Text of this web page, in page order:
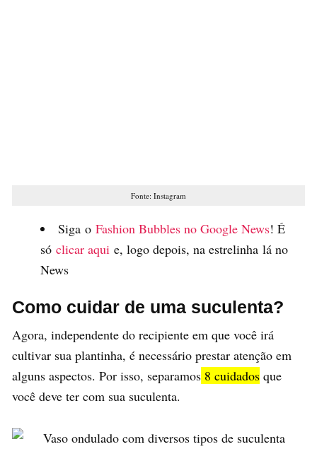
Fonte: Instagram
Siga o Fashion Bubbles no Google News! É
só clicar aqui e, logo depois, na estrelinha lá no
News
Como cuidar de uma suculenta?
Agora, independente do recipiente em que você irá
cultivar sua plantinha, é necessário prestar atenção em
alguns aspectos. Por isso, separamos 8 cuidados que
você deve ter com sua suculenta.